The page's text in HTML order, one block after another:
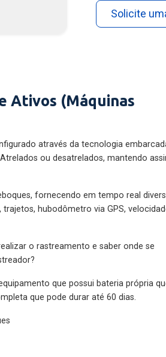
Solicite
Ativos (Máquinas
através da tecnologia embarcada
ou desatrelados, mantendo
fornecendo em tempo real
hubodômetro via GPS, velocidade
o rastreamento e saber onde se
que possui bateria própria que
que pode durar até 60 dias.